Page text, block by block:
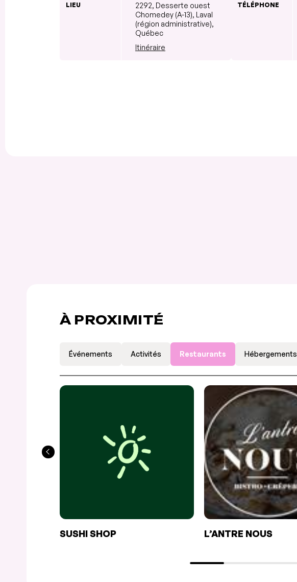
LIEU
2292, Desserte ouest
Chomedey (A-13), Laval
(région administrative),
Québec
Itinéraire
TÉLÉPHONE
À PROXIMITÉ
Événements Activités Restaurants Hébergements
SUSHI SHOP L’ANTRE NOUS